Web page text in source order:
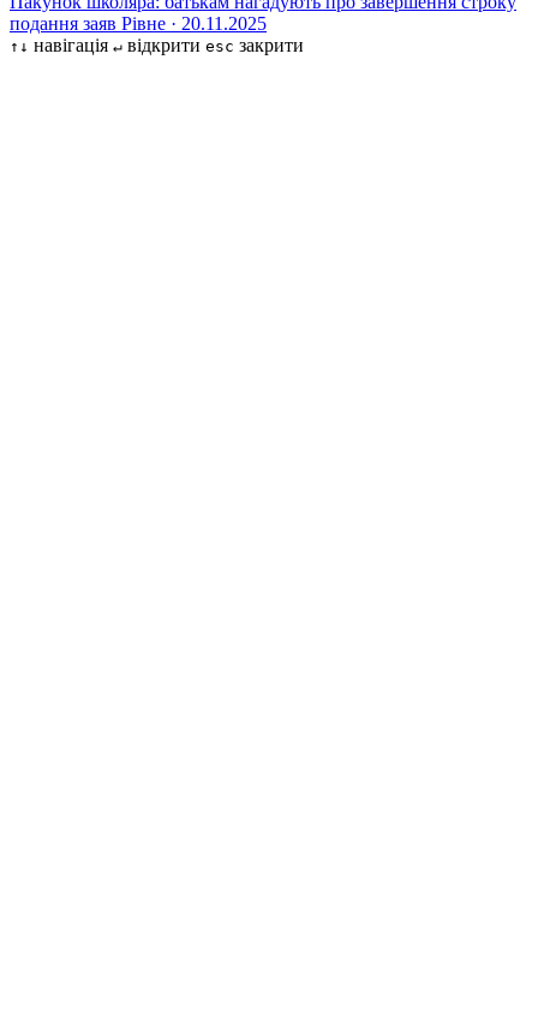
подання заяв Рівне · 20.11.2025
↑↓ навігація ↵ відкрити esc закрити